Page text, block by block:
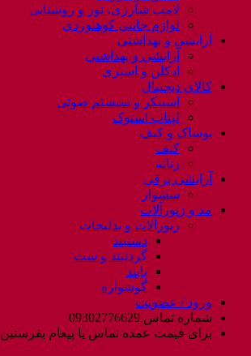
لامپ شارژی، نور و روشنایی
لوازم جانبی کوهنوردی
آرایشی و بهداشتی
آرایشی و بهداشتی
ادکلن و اسپری
کالای دیجیتال
اسپیکر و سیستم صوتی
لپتاب استوک
پوشاک و کیف
کیف
زنانه
آرایشی برقی
سشوار
مد و زیورآلات
زیورآلات و بدلیجات
دستبند
گردنبند و ست
پابند
گوشواره
ورود / عضویت
شماره تماس 09302776629
برای قیمت عمده تماس یا پیغام بفرستین